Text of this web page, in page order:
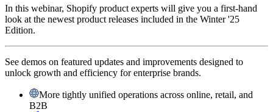
In this webinar, Shopify product experts will give you a first-hand
look at the newest product releases included in the Winter '25
Edition.
See demos on featured updates and improvements designed to
unlock growth and efficiency for enterprise brands.
More tightly unified operations across online, retail, and
B2B